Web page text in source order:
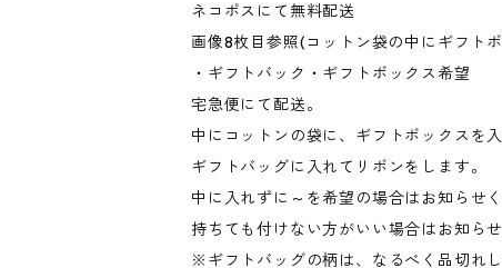
ネコポスにて無料配送
画像8枚目参照(コットン袋の中にギフト
・ギフトバック・ギフトボックス希望
宅急便にて配送。
中にコットンの袋に、ギフトボックスを
ギフトバッグに入れてリボンをします。
中に入れずに～を希望の場合はお知らせく
持ちても付けない方がいい場合はお知らせ
※ギフトバッグの柄は、なるべく品切れ